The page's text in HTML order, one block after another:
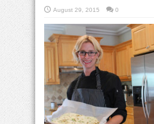
August 29, 2015 0